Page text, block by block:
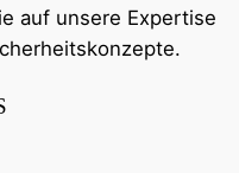
auf unsere Expertise